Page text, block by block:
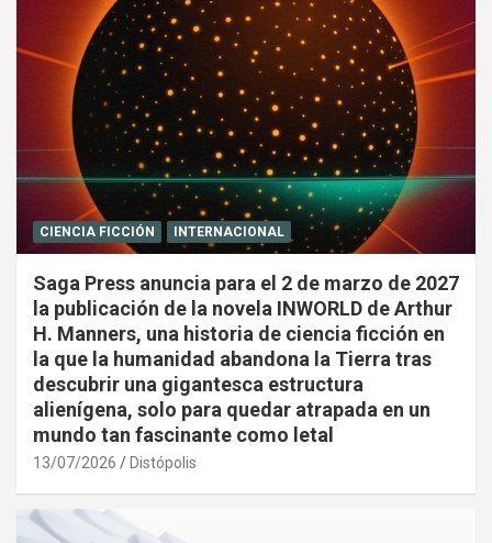
CIENCIA FICCIÓN INTERNACIONAL
Saga Press anuncia para el 2 de marzo de 2027
la publicación de la novela INWORLD de Arthur
H. Manners, una historia de ciencia ficción en
la que la humanidad abandona la Tierra tras
descubrir una gigantesca estructura
alienígena, solo para quedar atrapada en un
mundo tan fascinante como letal
13/07/2026 Distópolis